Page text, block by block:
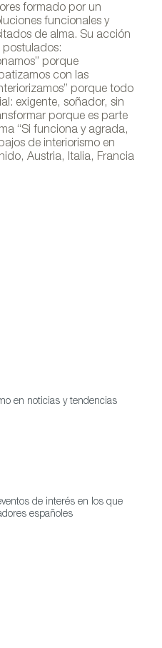
formado por un
funcionales y
de alma. Su acción
postulados:
porque
con las
porque todo
exigente, soñador, sin
porque es parte
“Si funciona y agrada,
de interiorismo en
Austria, Italia, Francia
en noticias y tendencias
de interés en los que
españoles